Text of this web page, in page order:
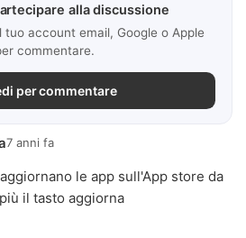
alla discussione
tuo account email, Google o Apple
commentare.
per commentare
7 anni fa
le app sull'App store da
il tasto aggiorna